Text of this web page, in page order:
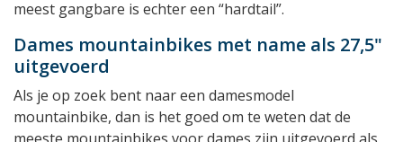
meest gangbare is echter een “hardtail”.
Dames mountainbikes met name als 27,5"
uitgevoerd
Als je op zoek bent naar een damesmodel
mountainbike, dan is het goed om te weten dat de